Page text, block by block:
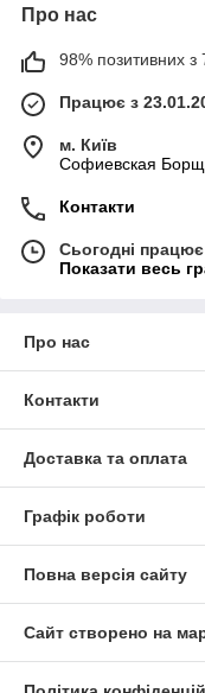
Про нас
98% позитивних з
Працює з
м. Київ
Софиевская
Контакти
Сьогодні
Показати весь
Про нас
Контакти
Доставка та оплата
Графік роботи
Повна версія сайту
Сайт створено на